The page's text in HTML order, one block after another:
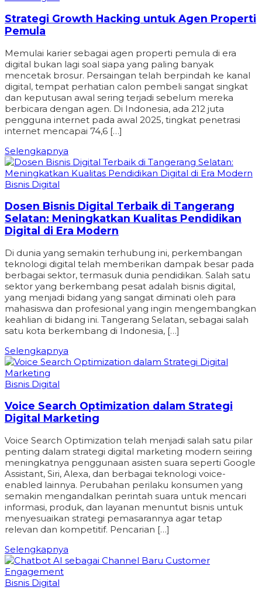
Strategi Growth Hacking untuk Agen Properti
Pemula
Memulai karier sebagai agen properti pemula di era
digital bukan lagi soal siapa yang paling banyak
mencetak brosur. Persaingan telah berpindah ke kanal
digital, tempat perhatian calon pembeli sangat singkat
dan keputusan awal sering terjadi sebelum mereka
berbicara dengan agen. Di Indonesia, ada 212 juta
pengguna internet pada awal 2025, tingkat penetrasi
internet mencapai 74,6 […]
Selengkapnya
Bisnis Digital
Dosen Bisnis Digital Terbaik di Tangerang
Selatan: Meningkatkan Kualitas Pendidikan
Digital di Era Modern
Di dunia yang semakin terhubung ini, perkembangan
teknologi digital telah memberikan dampak besar pada
berbagai sektor, termasuk dunia pendidikan. Salah satu
sektor yang berkembang pesat adalah bisnis digital,
yang menjadi bidang yang sangat diminati oleh para
mahasiswa dan profesional yang ingin mengembangkan
keahlian di bidang ini. Tangerang Selatan, sebagai salah
satu kota berkembang di Indonesia, […]
Selengkapnya
Bisnis Digital
Voice Search Optimization dalam Strategi
Digital Marketing
Voice Search Optimization telah menjadi salah satu pilar
penting dalam strategi digital marketing modern seiring
meningkatnya penggunaan asisten suara seperti Google
Assistant, Siri, Alexa, dan berbagai teknologi voice-
enabled lainnya. Perubahan perilaku konsumen yang
semakin mengandalkan perintah suara untuk mencari
informasi, produk, dan layanan menuntut bisnis untuk
menyesuaikan strategi pemasarannya agar tetap
relevan dan kompetitif. Pencarian […]
Selengkapnya
Bisnis Digital